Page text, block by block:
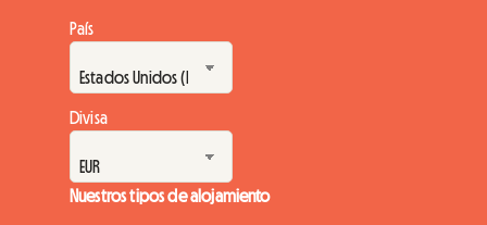
País
Divisa
Nuestros tipos de alojamiento